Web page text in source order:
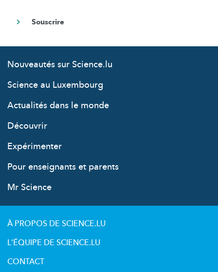
Nouveautés sur Science.lu
Science au Luxembourg
Actualités dans le monde
Découvrir
Expérimenter
Pour enseignants et parents
Mr Science
À PROPOS DE SCIENCE.LU
L'ÉQUIPE DE SCIENCE.LU
CONTACT